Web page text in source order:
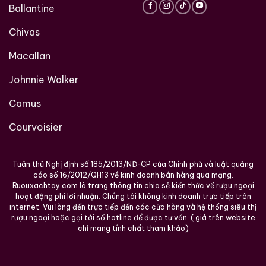
hương vị tinh tế, đẳng cấp và sang trọng
buổi tiệc, không gian thưởng thức và quà tặng cao
Địa chỉ: 1061 Phạm Văn Đồng, Linh Tây, Thủ Đức,
Hotline: 096 373 9768
Website:
cid=4203959646322424299
Ballantine
Chivas
Macallan
Johnnie Walker
Camus
Courvoisier
Tuân thủ Nghị định số 185/2013/NĐ-CP của Chính phủ và luật quảng
cáo số 16/2012/QH13 về kinh doanh bán hàng qua mạng.
Ruouxachtay.com là trang thông tin chia sẻ kiến thức về rượu ngoại
hoạt động phi lơi nhuận. Chúng tôi không kinh doanh trực tiếp trên
internet. Vui lòng đến trực tiếp đến các cửa hàng và hệ thống siêu thị
rượu ngoại hoặc gọi tới số hotline để được tư vấn. ( giá trên website
chỉ mang tính chất tham khảo)